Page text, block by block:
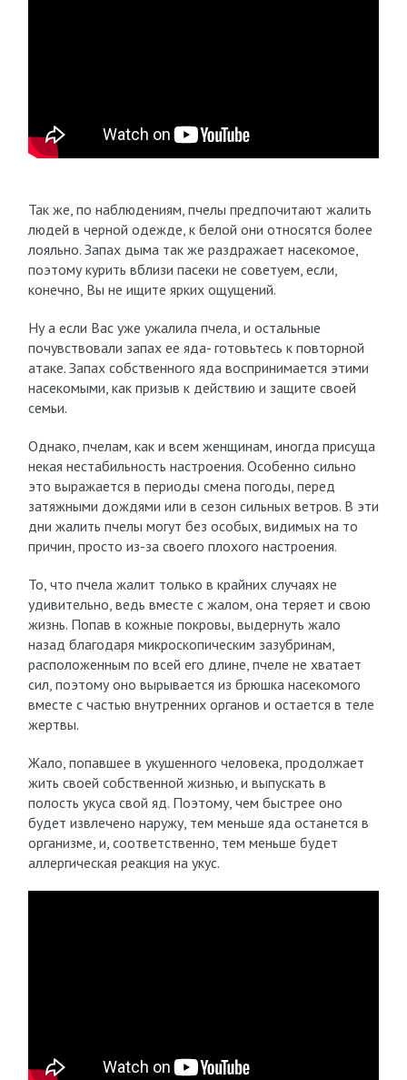
Так же, по наблюдениям, пчелы предпочитают жалить
людей в черной одежде, к белой они относятся более
лояльно. Запах дыма так же раздражает насекомое,
поэтому курить вблизи пасеки не советуем, если,
конечно, Вы не ищите ярких ощущений.
Ну а если Вас уже ужалила пчела, и остальные
почувствовали запах ее яда- готовьтесь к повторной
атаке. Запах собственного яда воспринимается этими
насекомыми, как призыв к действию и защите своей
семьи.
Однако, пчелам, как и всем женщинам, иногда присуща
некая нестабильность настроения. Особенно сильно
это выражается в периоды смена погоды, перед
затяжными дождями или в сезон сильных ветров. В эти
дни жалить пчелы могут без особых, видимых на то
причин, просто из-за своего плохого настроения.
То, что пчела жалит только в крайних случаях не
удивительно, ведь вместе с жалом, она теряет и свою
жизнь. Попав в кожные покровы, выдернуть жало
назад благодаря микроскопическим зазубринам,
расположенным по всей его длине, пчеле не хватает
сил, поэтому оно вырывается из брюшка насекомого
вместе с частью внутренних органов и остается в теле
жертвы.
Жало, попавшее в укушенного человека, продолжает
жить своей собственной жизнью, и выпускать в
полость укуса свой яд. Поэтому, чем быстрее оно
будет извлечено наружу, тем меньше яда останется в
организме, и, соответственно, тем меньше будет
аллергическая реакция на укус.